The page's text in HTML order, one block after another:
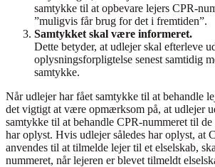
samtykke til at opbevare lejers CPR-
”muligvis får brug for det i fremtiden”.
Samtykket skal være informeret.
Dette betyder, at udlejer skal efterleve
oplysningsforpligtelse senest samtidig
samtykke.
Når udlejer har fået samtykke til at behandle
det vigtigt at være opmærksom på, at udlejer
samtykke til at behandle CPR-nummeret til
har oplyst. Hvis udlejer således har oplyst, at
anvendes til at tilmelde lejer til et elselskab,
nummeret, når lejeren er blevet tilmeldt